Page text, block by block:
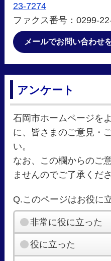
23-7274
ファクス番号：0299-
メールでお問い合わせ
アンケート
石岡市ホームページを
に、皆さまのご意見・
い。
なお、この欄からのご
ませんのでご了承くださ
Q.このページはお役に
非常に役に立った
役に立った